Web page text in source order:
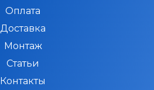
Оплата
Доставка
Монтаж
Статьи
Контакты